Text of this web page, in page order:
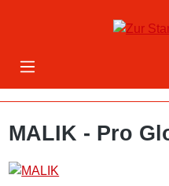
Zum Hauptinhalt springen
MALIK - Pro